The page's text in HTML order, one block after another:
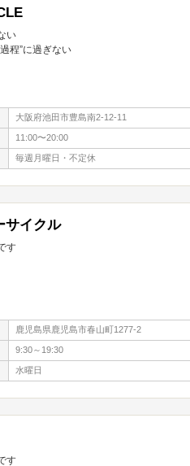
い
程”に過ぎない
大阪府池田市豊島南2-12-11
11:00〜20:00
毎週月曜日・不定休
サイクル
す
鹿児島県鹿児島市春山町1277-2
9:30～19:30
水曜日
す